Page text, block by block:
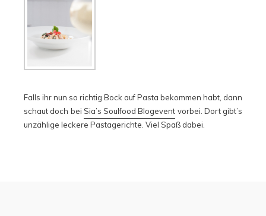
Falls ihr nun so richtig Bock auf Pasta bekommen habt, dann
schaut doch bei Sia’s Soulfood Blogevent vorbei. Dort gibt’s
unzählige leckere Pastagerichte. Viel Spaß dabei.